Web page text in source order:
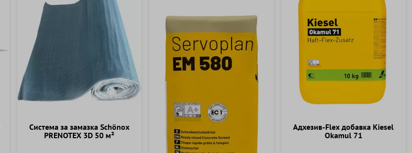
Система за замазка Schönox
PRENOTEX 3D 50 м²
Адхезив-Flex добавка Kiesel
Okamul 71